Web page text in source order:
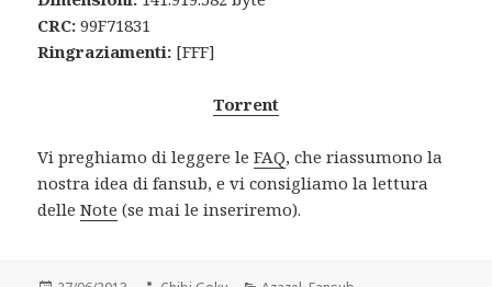
CRC: 99F71831
Ringraziamenti: [FFF]
Torrent
Vi preghiamo di leggere leFAQ, che riassumono la
nostra idea di fansub, e vi consigliamo la lettura
delleNote (se mai le inseriremo).